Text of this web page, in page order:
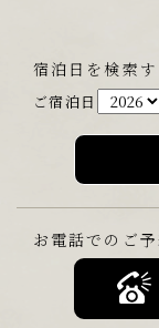
宿泊日を検索す
ご宿泊日
お電話でのご